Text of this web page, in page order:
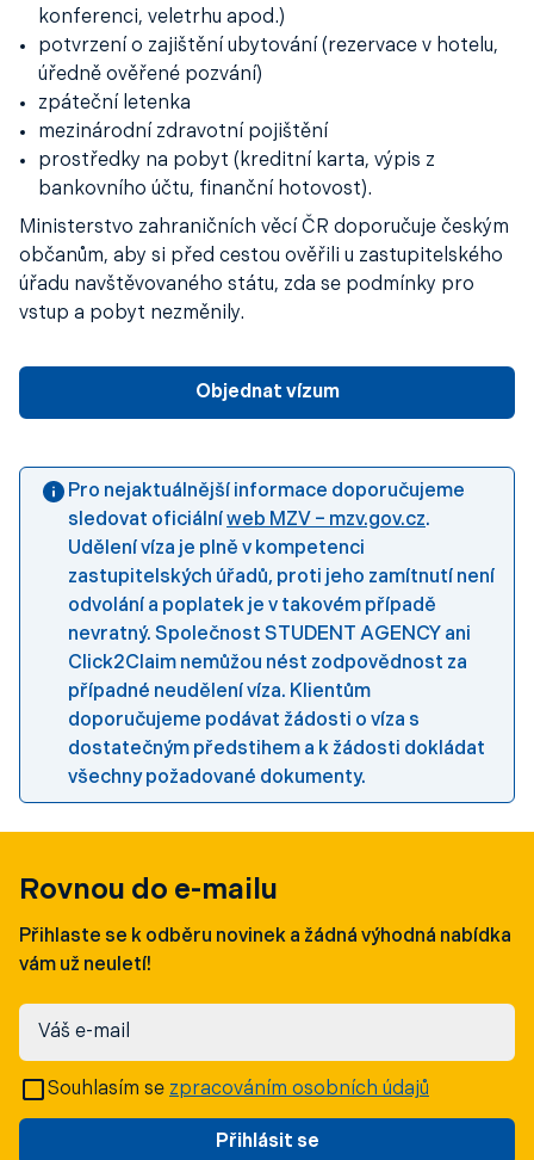
konferenci, veletrhu apod.)
potvrzení o zajištění ubytování (rezervace v hotelu,
úředně ověřené pozvání)
zpáteční letenka
mezinárodní zdravotní pojištění
prostředky na pobyt (kreditní karta, výpis z
bankovního účtu, finanční hotovost).
Ministerstvo zahraničních věcí ČR doporučuje českým
občanům, aby si před cestou ověřili u zastupitelského
úřadu navštěvovaného státu, zda se podmínky pro
vstup a pobyt nezměnily.
Objednat vízum
Pro nejaktuálnější informace doporučujeme
sledovat oficiální web MZV – mzv.gov.cz.
Udělení víza je plně v kompetenci
zastupitelských úřadů, proti jeho zamítnutí není
odvolání a poplatek je v takovém případě
nevratný. Společnost STUDENT AGENCY ani
Click2Claim nemůžou nést zodpovědnost za
případné neudělení víza. Klientům
doporučujeme podávat žádosti o víza s
dostatečným předstihem a k žádosti dokládat
všechny požadované dokumenty.
Rovnou do e-mailu
Přihlaste se k odběru novinek a žádná výhodná nabídka
vám už neuletí!
Váš e-mail
Přihlásit se
Souhlasím se zpracováním osobních údajů